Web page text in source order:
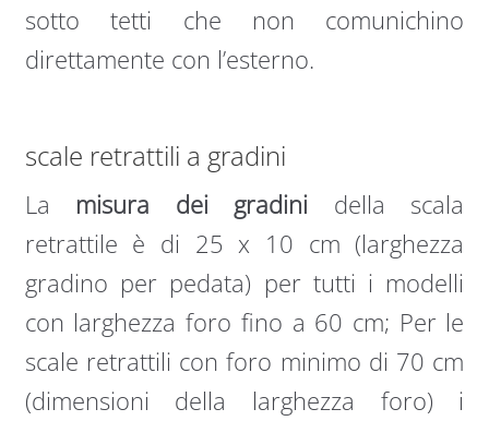
sotto tetti che non comunichino
direttamente con l’esterno.
scale retrattili a gradini
La misura dei gradini della scala
retrattile è di 25 x 10 cm (larghezza
gradino per pedata) per tutti i modelli
con larghezza foro fino a 60 cm; Per le
scale retrattili con foro minimo di 70 cm
(dimensioni della larghezza foro) i